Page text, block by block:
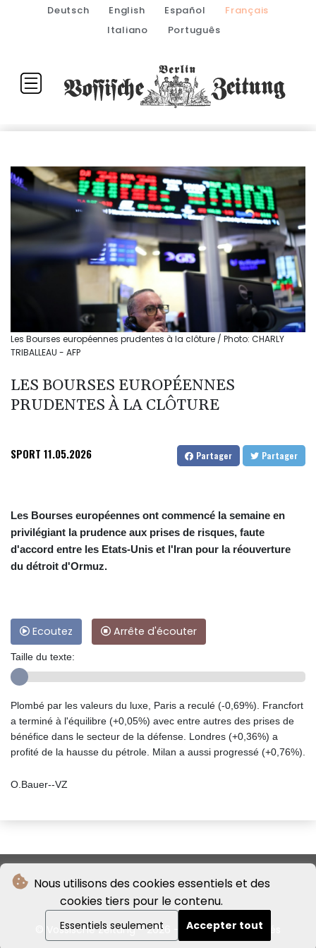
Nous utilisons des cookies essentiels et des
cookies tiers pour le contenu.
Essentiels seulement Accepter tout
Deutsch English Español
Français
Italiano
Português
Les Bourses européennes prudentes à la clôture / Photo: CHARLY
TRIBALLEAU - AFP
LES BOURSES EUROPÉENNES
PRUDENTES À LA CLÔTURE
SPORT 11.05.2026 Partager Partager
Les Bourses européennes ont commencé la semaine en
privilégiant la prudence aux prises de risques, faute
d'accord entre les Etats-Unis et l'Iran pour la réouverture
du détroit d'Ormuz.
Ecoutez Arrête d'écouter
Taille du texte:
Plombé par les valeurs du luxe, Paris a reculé (-0,69%). Francfort
a terminé à l'équilibre (+0,05%) avec entre autres des prises de
bénéfice dans le secteur de la défense. Londres (+0,36%) a
profité de la hausse du pétrole. Milan a aussi progressé (+0,76%).
O.Bauer--VZ
© Vossische Zeitung - 2026 - Tous droits réservés